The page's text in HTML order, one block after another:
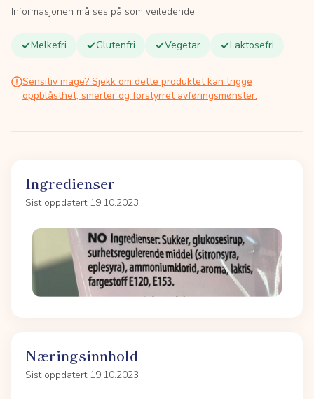
Informasjonen må ses på som veiledende.
Melkefri Glutenfri Vegetar Laktosefri
Sensitiv mage? Sjekk om dette produktet kan trigge
oppblåsthet, smerter og forstyrret avføringsmønster.
Ingredienser
Sist oppdatert 19.10.2023
Næringsinnhold
Sist oppdatert 19.10.2023